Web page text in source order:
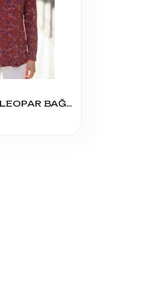
KADIN SPOR LEOPAR BAĞCIKLI BLUZ